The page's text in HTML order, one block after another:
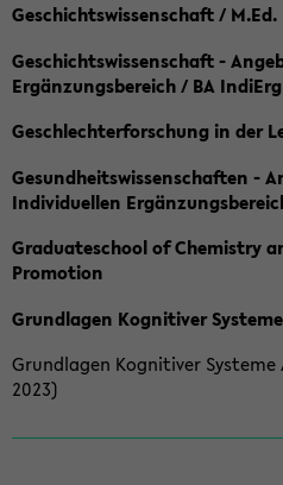
Geschichtswissenschaft / M.Ed.
Geschichtswissenschaft -
Ergänzungsbereich / BA IndiErg
Geschlechterforschung in der
Gesundheitswissenschaften -
Individuellen
Graduateschool of Chemistry
Promotion
Grundlagen Kognitiver
Grundlagen Kognitiver Systeme
2023)